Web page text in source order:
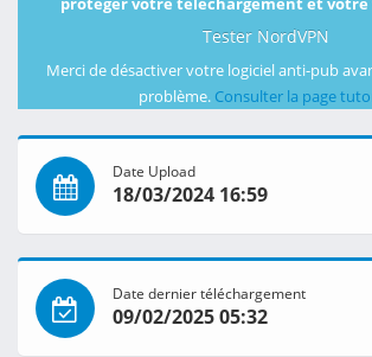
Tester NordVPN
Merci de désactiver votre logiciel anti-pub
problème. Consulter la page
Date Upload
18/03/2024 16:59
Date dernier téléchargement
09/02/2025 05:32